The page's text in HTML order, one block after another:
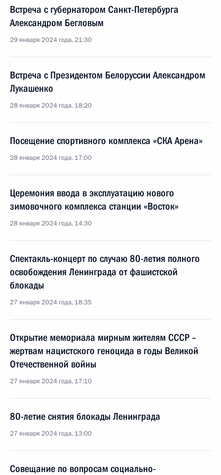
Встреча с губернатором Санкт-Петербурга
Александром Бегловым
29 января 2024 года, 21:30
Встреча с Президентом Белоруссии Александром
Лукашенко
28 января 2024 года, 18:20
Посещение спортивного комплекса «СКА Арена»
28 января 2024 года, 17:00
Церемония ввода в эксплуатацию нового
зимовочного комплекса станции «Восток»
28 января 2024 года, 14:30
Спектакль-концерт по случаю 80-летия полного
освобождения Ленинграда от фашистской
блокады
27 января 2024 года, 18:35
Открытие мемориала мирным жителям СССР –
жертвам нацистского геноцида в годы Великой
Отечественной войны
27 января 2024 года, 17:10
80-летие снятия блокады Ленинграда
27 января 2024 года, 13:00
Совещание по вопросам социально-